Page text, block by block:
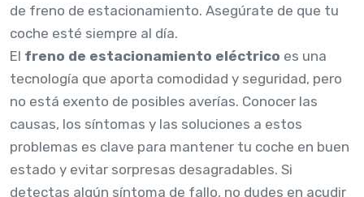
de freno de estacionamiento. Asegúrate de que tu
coche esté siempre al día.
El freno de estacionamiento eléctrico es una
tecnología que aporta comodidad y seguridad, pero
no está exento de posibles averías. Conocer las
causas, los síntomas y las soluciones a estos
problemas es clave para mantener tu coche en buen
estado y evitar sorpresas desagradables. Si
detectas algún síntoma de fallo, no dudes en acudir